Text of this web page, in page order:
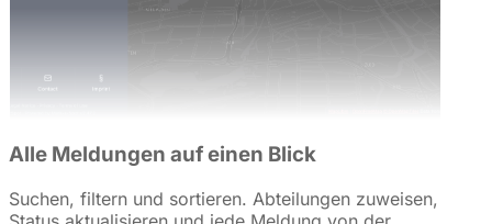
Alle Meldungen auf einen Blick
Suchen, filtern und sortieren. Abteilungen zuweisen,